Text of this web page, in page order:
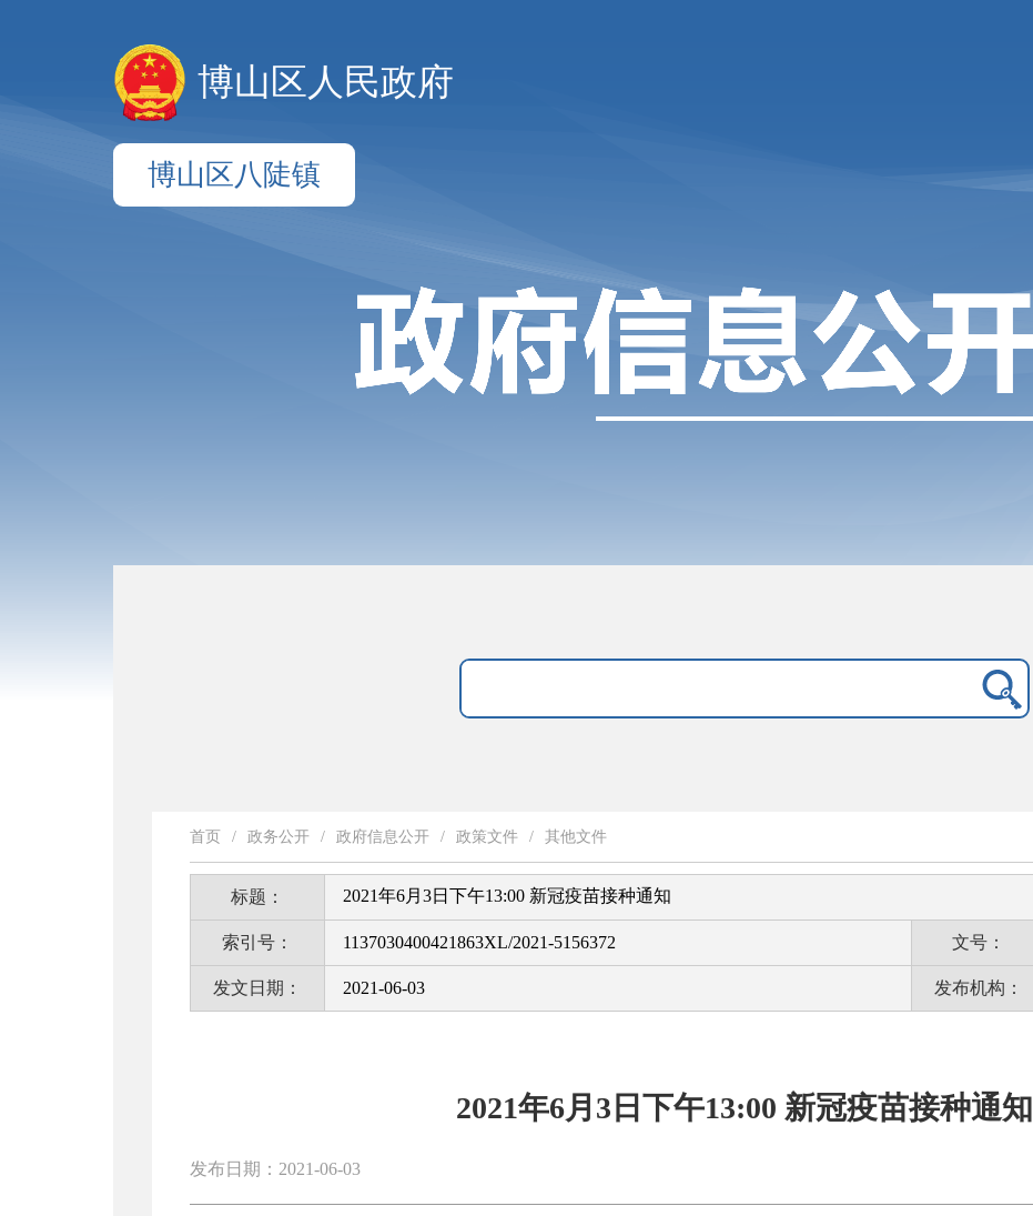
博山区人民政府
博山区八陡镇
首页 / 政务公开 / 政府信息公开 / 政策文件 / 其他文件
标题： 2021年6月3日下午13:00 新冠疫苗接种通知
索引号： 1137030400421863XL/2021-5156372 文号：
发文日期： 2021-06-03 发布机构：
2021年6月3日下午13:00 新冠疫苗接种通知
发布日期：2021-06-03